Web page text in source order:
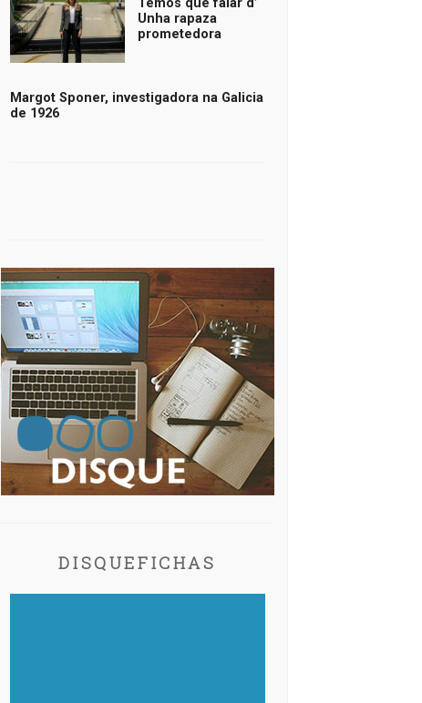
Temos que falar d’
Unha rapaza
prometedora
Margot Sponer, investigadora na Galicia
de 1926
DISQUEFICHAS